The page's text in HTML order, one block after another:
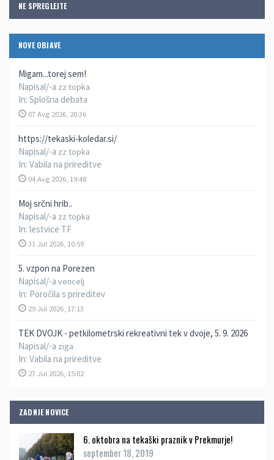
NE SPREGLEJTE
NOVE OBJAVE
Migam...torej sem!
Napisal/-a zz topka
In: Splošna debata
07 Avg 2026, 20:36
https://tekaski-koledar.si/
Napisal/-a zz topka
In: Vabila na prireditve
04 Avg 2026, 19:48
Moj srčni hrib..
Napisal/-a zz topka
In: lestvice TF
31 Jul 2026, 10:59
5. vzpon na Porezen
Napisal/-a vencelj
In: Poročila s prireditev
29 Jul 2026, 17:13
TEK DVOJK - petkilometrski rekreativni tek v dvoje, 5. 9. 2026
Napisal/-a ziga
In: Vabila na prireditve
27 Jul 2026, 15:02
ZADNJE NOVICE
6. oktobra na tekaški praznik v Prekmurje!
september 18, 2019